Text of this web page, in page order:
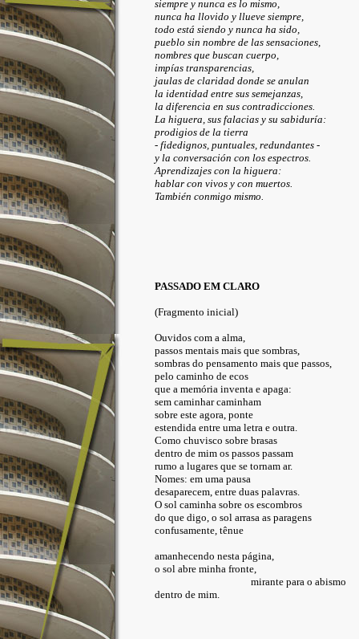
siempre y nunca es lo mismo,
nunca ha llovido y llueve siempre,
todo está siendo y nunca ha sido,
pueblo sin nombre de las sensaciones,
nombres que buscan cuerpo,
impías transparencias,
jaulas de claridad donde se anulan
la identidad entre sus semejanzas,
la diferencia en sus contradicciones.
La higuera, sus falacias y su sabiduría:
prodigios de la tierra
- fidedignos, puntuales, redundantes -
y la conversación con los espectros.
Aprendizajes con la higuera:
hablar con vivos y con muertos.
También conmigo mismo.
PASSADO EM CLARO
(Fragmento inicial)
Ouvidos com a alma,
passos mentais mais que sombras,
sombras do pensamento mais que passos,
pelo caminho de ecos
que a memória inventa e apaga:
sem caminhar caminham
sobre este agora, ponte
estendida entre uma letra e outra.
Como chuvisco sobre brasas
dentro de mim os passos passam
rumo a lugares que se tornam ar.
Nomes: em uma pausa
desaparecem, entre duas palavras.
O sol caminha sobre os escombros
do que digo, o sol arrasa as paragens
confusamente, tênue
amanhecendo nesta página,
o sol abre minha fronte,
mirante para o abismo
dentro de mim.